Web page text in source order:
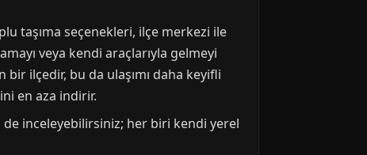
taşıma seçenekleri, ilçe merkezi ile
veya kendi araçlarıyla gelmeyi
ilçedir, bu da ulaşımı daha keyifli
en aza indirir.
inceleyebilirsiniz; her biri kendi yerel